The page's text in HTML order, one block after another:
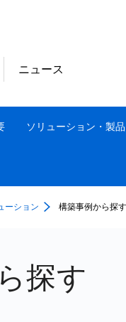
ニュース
ソリューション・製品
ーション 構築事例から探す
探す